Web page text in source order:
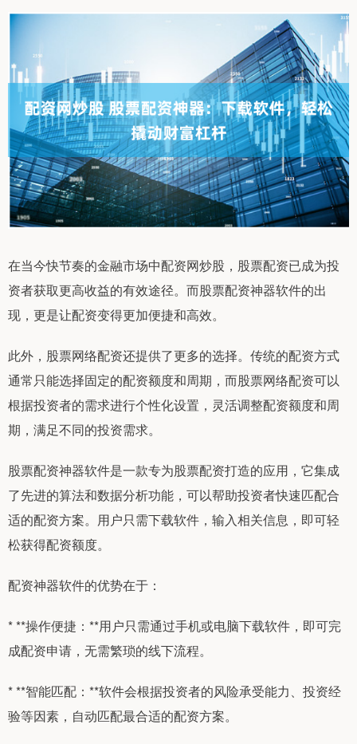
在当今快节奏的金融市场中配资网炒股，股票配资已成为投
资者获取更高收益的有效途径。而股票配资神器软件的出
现，更是让配资变得更加便捷和高效。
此外，股票网络配资还提供了更多的选择。传统的配资方式
通常只能选择固定的配资额度和周期，而股票网络配资可以
根据投资者的需求进行个性化设置，灵活调整配资额度和周
期，满足不同的投资需求。
股票配资神器软件是一款专为股票配资打造的应用，它集成
了先进的算法和数据分析功能，可以帮助投资者快速匹配合
适的配资方案。用户只需下载软件，输入相关信息，即可轻
松获得配资额度。
配资神器软件的优势在于：
* **操作便捷：**用户只需通过手机或电脑下载软件，即可完
成配资申请，无需繁琐的线下流程。
* **智能匹配：**软件会根据投资者的风险承受能力、投资经
验等因素，自动匹配最合适的配资方案。